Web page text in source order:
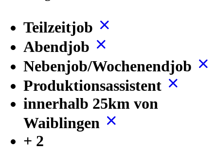
Teilzeitjob
Abendjob
Nebenjob/Wochenendjob
Produktionsassistent
innerhalb 25km von
Waiblingen
+ 2